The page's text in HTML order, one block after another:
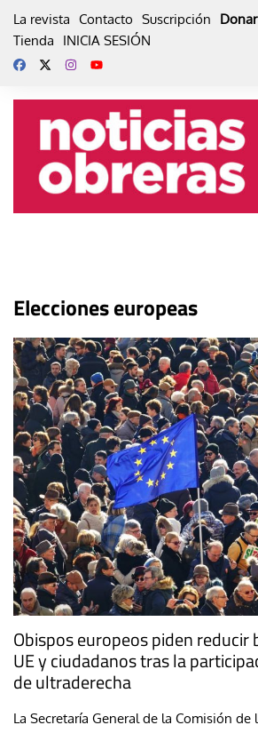
La revista Contacto Suscripción Donar
Tienda
INICIA SESIÓN
Elecciones europeas
Obispos europeos piden reducir
UE y ciudadanos tras la
de ultraderecha
La Secretaría General de la Comisión de